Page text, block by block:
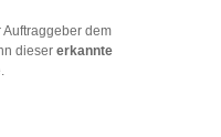
dem
dieser erkannte